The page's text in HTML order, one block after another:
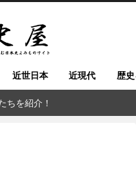
近世日本 近現代 歴
ちを紹介！